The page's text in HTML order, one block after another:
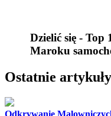
Dzielić się - Top
Maroku
Ostatnie artykuły
Odkrywanie